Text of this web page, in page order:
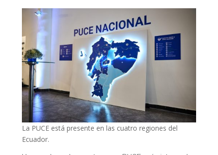
La PUCE está presente en las cuatro regiones del
Ecuador.